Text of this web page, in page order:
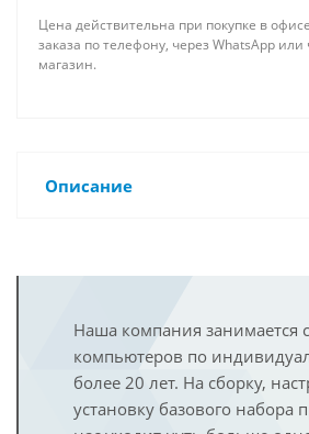
Цена действительна при покупке в
заказа по телефону, через WhatsApp
магазин.
Описание
Наша компания занимается
компьютеров по
более 20 лет. На сборку,
установку базового набора